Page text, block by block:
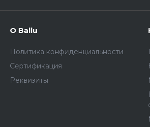
О Ballu
Политика конфиденциальности
Сертификация
Реквизиты